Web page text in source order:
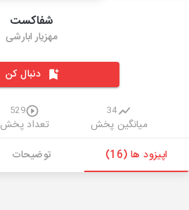
شفاکست
مهزیار ابارشی
دنبال کن
34
میانگین پخش
529
تعداد پخش
اپیزود ها (16)
توضیحات